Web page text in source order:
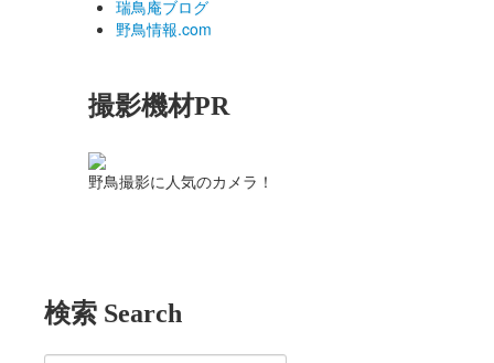
瑞鳥庵ブログ
野鳥情報.com
撮影機材PR
野鳥撮影に人気のカメラ！
検索 Search